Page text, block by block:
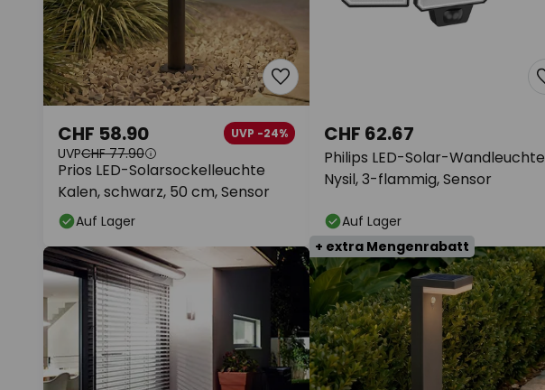
Prios LED-Solarsockelleuchte
Kalen, schwarz, 50 cm, Sensor
CHF 58.90 UVP -24%
UVPCHF 77.90
Auf Lager
Philips LED-Solar-Wandleuchte
Nysil, 3-flammig, Sensor
CHF 62.67
Auf Lager
+ extra Mengenrabatt